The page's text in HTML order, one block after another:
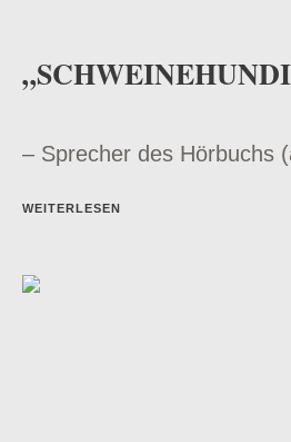
– Sprecher des Hörbuchs
WEITERLESEN